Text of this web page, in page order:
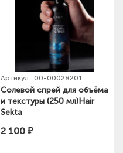
Артикул: 00-00028201
Cолевой спрей для объёма
и текстуры (250 мл)Hair
Sekta
2 100 ₽